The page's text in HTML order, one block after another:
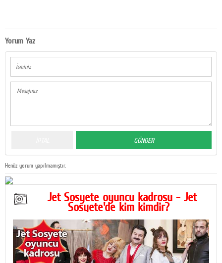
Yorum Yaz
Henüz yorum yapılmamıştır.
Jet Sosyete oyuncu kadrosu - Jet
Sosyete'de kim kimdir?